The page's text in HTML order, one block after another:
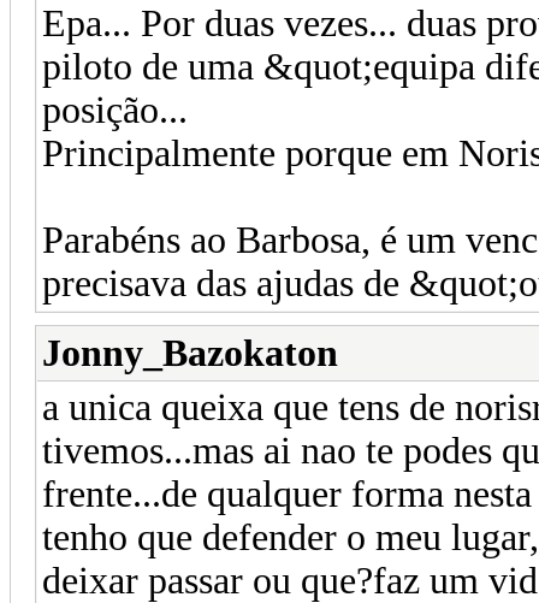
Epa... Por duas vezes... duas
piloto de uma &quot;equipa
posição...
Principalmente porque em
Parabéns ao Barbosa, é um
precisava das ajudas de
Jonny_Bazokaton
a unica queixa que tens de
tivemos...mas ai nao te podes
frente...de qualquer forma
tenho que defender o meu
deixar passar ou que?faz um